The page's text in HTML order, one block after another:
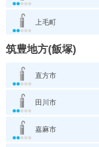
上毛町
筑豊地方(飯塚)
直方市
田川市
嘉麻市